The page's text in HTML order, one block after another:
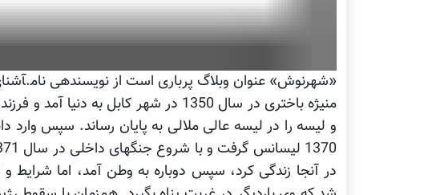
«شهرنوش» عنوان وبلاگ پرباری است از نویسنده‪ی نام‪آشنای کشور، منیژه باختری.
منیژه باختری در سال 1350 در شهر كابل
در آن‪جا زندگی کرد، سپس دوباره به وطن آمد، اما